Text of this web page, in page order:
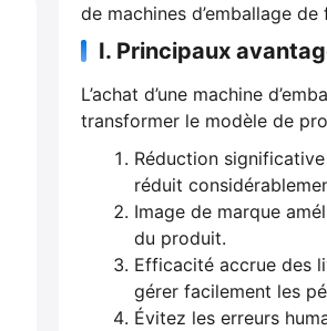
de machines d’emballage
I. Principaux
L’achat d’une machine
transformer le modèle de
Réduction
réduit
Image de marque
du produit.
Efficacité accrue des
gérer facilement les
Évitez les erreurs